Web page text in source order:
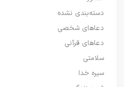
دسته‌بندی نشده
دعاهای شخصی
دعاهای قرآنی
سلامتی
سیره خدا